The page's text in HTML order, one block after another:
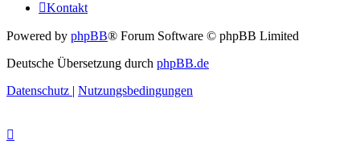
Kontakt
Powered by phpBB® Forum Software © phpBB Limited
Deutsche Übersetzung durch phpBB.de
Datenschutz | Nutzungsbedingungen